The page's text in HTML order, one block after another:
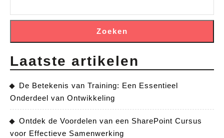
Zoeken
Laatste artikelen
De Betekenis van Training: Een Essentieel
Onderdeel van Ontwikkeling
Ontdek de Voordelen van een SharePoint Cursus
voor Effectieve Samenwerking